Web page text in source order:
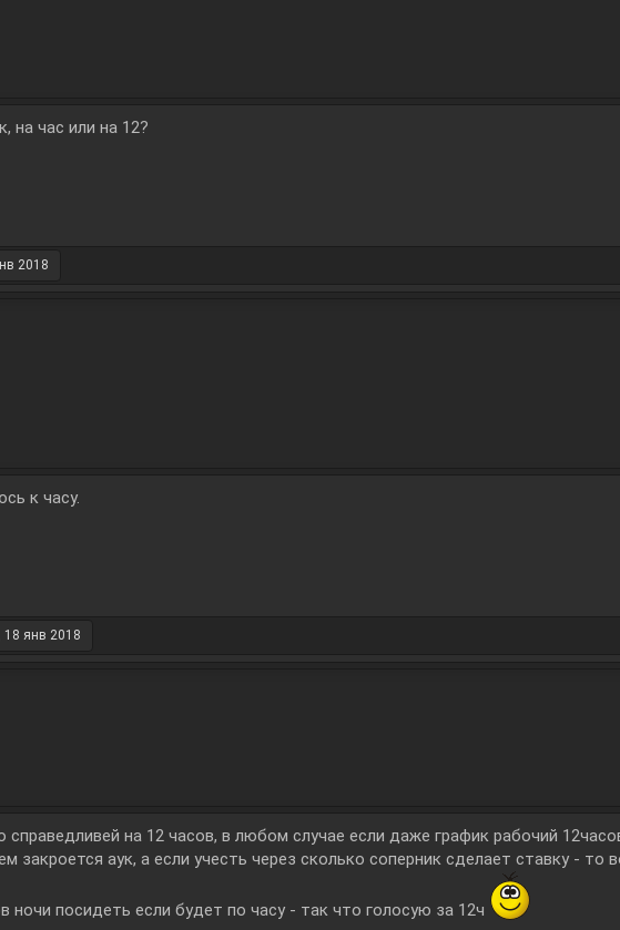
на час или на 12?
2018
к часу.
18 янв 2018
на 12 часов, в любом случае если даже график рабочий
закроется аук, а если учесть через сколько соперник сделает ставку -
ночи посидеть если будет по часу - так что голосую за 12ч